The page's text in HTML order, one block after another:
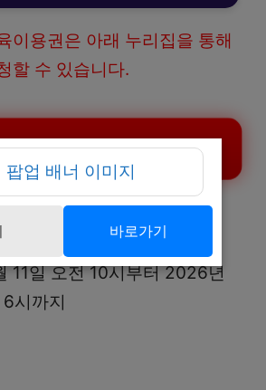
이용권은 아래 누리집을 통해
할 수 있습니다.
생교육이용권 신청하기
11일 오전 10시부터 2026년
시까지
바로가기